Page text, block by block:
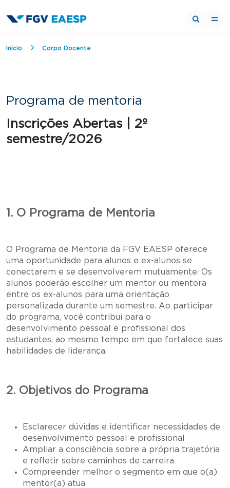
Trilha de navegação
Início Corpo Docente
Programa de mentoria
Inscrições Abertas | 2º
semestre/2026
1. O Programa de Mentoria
O Programa de Mentoria da FGV EAESP oferece
uma oportunidade para alunos e ex-alunos se
conectarem e se desenvolverem mutuamente. Os
alunos poderão escolher um mentor ou mentora
entre os ex-alunos para uma orientação
personalizada durante um semestre. Ao participar
do programa, você contribui para o
desenvolvimento pessoal e profissional dos
estudantes, ao mesmo tempo em que fortalece suas
habilidades de liderança.
2. Objetivos do Programa
Esclarecer dúvidas e identificar necessidades de
desenvolvimento pessoal e profissional
Ampliar a consciência sobre a própria trajetória
e refletir sobre caminhos de carreira
Compreender melhor o segmento em que o(a)
mentor(a) atua